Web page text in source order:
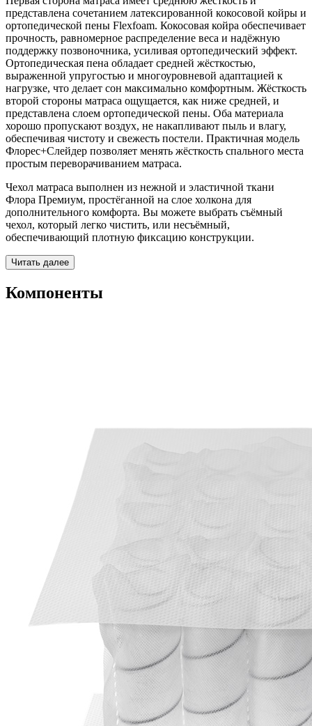
представлена сочетанием латексированной кокосовой койры и
ортопедической пены Flexfoam. Кокосовая койра обеспечивает
прочность, равномерное распределение веса и надёжную
поддержку позвоночника, усиливая ортопедический эффект.
Ортопедическая пена обладает средней жёсткостью,
выраженной упругостью и многоуровневой адаптацией к
нагрузке, что делает сон максимально комфортным. Жёсткость
второй стороны матраса ощущается, как ниже средней, и
представлена слоем ортопедической пены. Оба материала
хорошо пропускают воздух, не накапливают пыль и влагу,
обеспечивая чистоту и свежесть постели. Практичная модель
Флорес+Слейдер позволяет менять жёсткость спального места
простым переворачиванием матраса.
Чехол матраса выполнен из нежной и эластичной ткани
Флора Премиум, простёганной на слое холкона для
дополнительного комфорта. Вы можете выбрать съёмный
чехол, который легко чистить, или несъёмный,
обеспечивающий плотную фиксацию конструкции.
Читать далее
Компоненты